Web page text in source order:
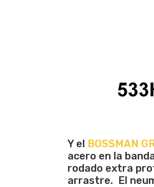
Y el BOSSMAN
acero en la
rodado extra
arrastre. El